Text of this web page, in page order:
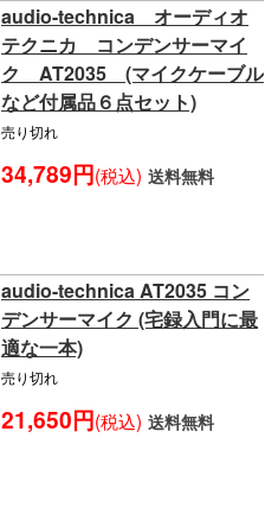
audio-technica オーディオ
テクニカ コンデンサーマイ
ク AT2035 (マイクケーブル
など付属品６点セット)
売り切れ
34,789円(税込) 送料無料
audio-technica AT2035 コン
デンサーマイク (宅録入門に最
適な一本)
売り切れ
21,650円(税込) 送料無料